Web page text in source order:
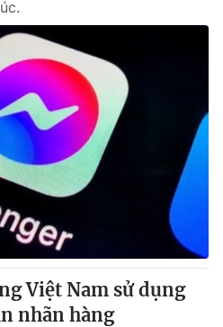
Shorts video
VTV Thể thao
Bất động sản
Tấm lòng Việt
Vươn mình bằng AI
VTV8
Việt Nam sử dụng
nhãn hàng